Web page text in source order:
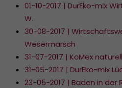
01-10-2017 | DurEko-mix
W.
30-08-2017 |
Wesermarsch
31-07-2017 | KoMex
31-05-2017 | DurEko-mix
23-05-2017 | Baden in der